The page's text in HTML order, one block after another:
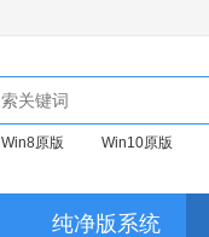
Win8原版 Win10原版
纯净版系统